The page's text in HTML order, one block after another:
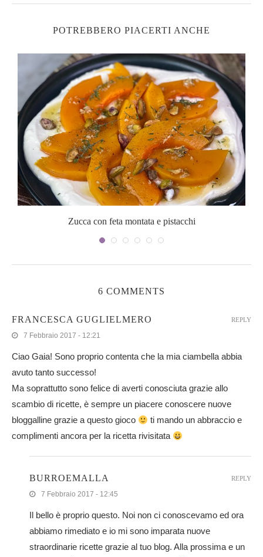
POTREBBERO PIACERTI ANCHE
Zucca con feta montata e pistacchi
6 COMMENTS
FRANCESCA GUGLIELMERO
7 Febbraio 2017 - 12:21
Ciao Gaia! Sono proprio contenta che la mia ciambella abbia
avuto tanto successo!
Ma soprattutto sono felice di averti conosciuta grazie allo
scambio di ricette, è sempre un piacere conoscere nuove
bloggalline grazie a questo gioco
ti mando un abbraccio e
complimenti ancora per la ricetta rivisitata
REPLY
BURROEMALLA
7 Febbraio 2017 - 12:45
Il bello è proprio questo. Noi non ci conoscevamo ed ora
abbiamo rimediato e io mi sono imparata nuove
straordinarie ricette grazie al tuo blog. Alla prossima e un
REPLY